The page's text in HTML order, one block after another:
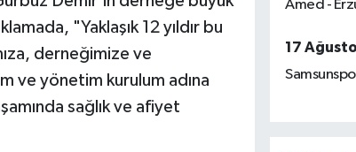
"Yaklaşık 12 yıldır bu
derneğimize ve
ve yönetim kurulum adına
sağlık ve afiyet
Amed -
17